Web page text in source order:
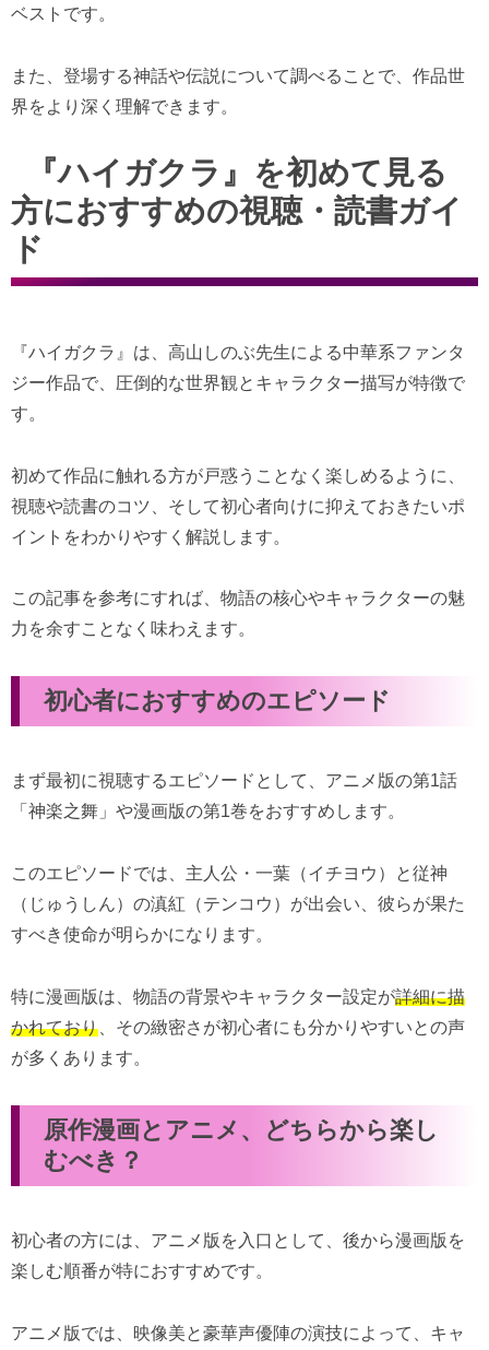
ベストです。
また、登場する神話や伝説について調べることで、作品世
界をより深く理解できます。
『ハイガクラ』を初めて見る
方におすすめの視聴・読書ガイ
ド
『ハイガクラ』は、高山しのぶ先生による中華系ファンタ
ジー作品で、圧倒的な世界観とキャラクター描写が特徴で
す。
初めて作品に触れる方が戸惑うことなく楽しめるように、
視聴や読書のコツ、そして初心者向けに抑えておきたいポ
イントをわかりやすく解説します。
この記事を参考にすれば、物語の核心やキャラクターの魅
力を余すことなく味わえます。
初心者におすすめのエピソード
まず最初に視聴するエピソードとして、アニメ版の第1話
「神楽之舞」や漫画版の第1巻をおすすめします。
このエピソードでは、主人公・一葉（イチヨウ）と従神
（じゅうしん）の滇紅（テンコウ）が出会い、彼らが果た
すべき使命が明らかになります。
特に漫画版は、物語の背景やキャラクター設定が詳細に描
かれており 、その緻密さが初心者にも分かりやすいとの声
が多くあります。
原作漫画とアニメ、どちらから楽し
むべき？
初心者の方には、アニメ版を入口として、後から漫画版を
楽しむ順番が特におすすめです。
アニメ版では、映像美と豪華声優陣の演技によって、キャ